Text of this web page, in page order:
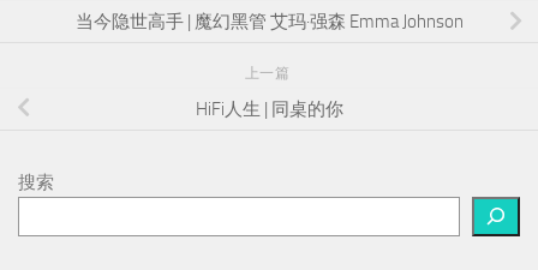
当今隐世高手 | 魔幻黑管 艾玛·强森 Emma Johnson
上一篇
HiFi人生 | 同桌的你
搜索